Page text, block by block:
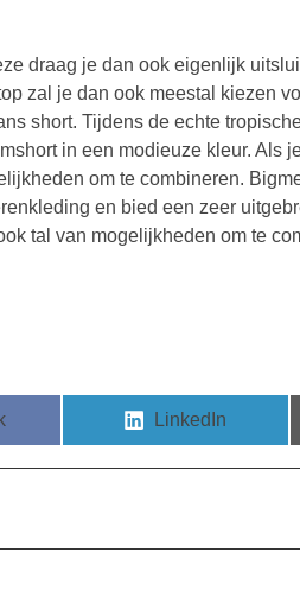
draag je dan ook eigenlijk
zal je dan ook meestal kiezen
short. Tijdens de echte
in een modieuze kleur. Als
om te combineren.
en bied een zeer
tal van mogelijkheden om te
LinkedIn